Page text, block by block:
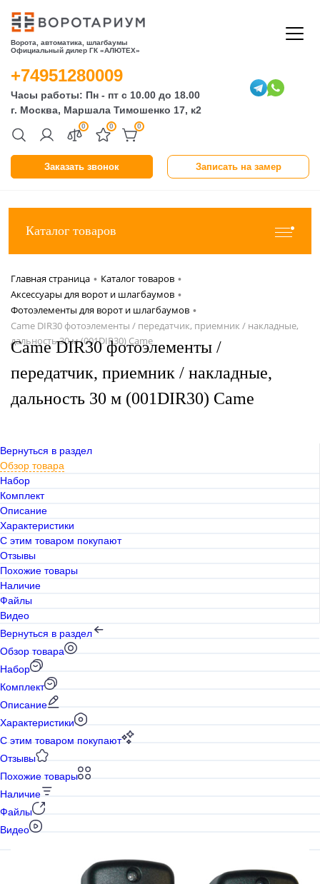
Ворота, автоматика, шлагбаумы
Официальный дилер ГК «АЛЮТЕХ»
Заказать звонок Записать на замер
0 0 0
+74951280009
Часы работы: Пн - пт с 10.00 до 18.00
г. Москва, Маршала Тимошенко 17, к2
Каталог товаров
Главная страница • Каталог товаров •
Аксессуары для ворот и шлагбаумов •
Фотоэлементы для ворот и шлагбаумов •
Came DIR30 фотоэлементы / передатчик, приемник / накладные,
дальность 30 м (001DIR30) Came
Came DIR30 фотоэлементы /
передатчик, приемник / накладные,
дальность 30 м (001DIR30) Came
Вернуться в раздел
Обзор товара
Набор
Комплект
Описание
Характеристики
С этим товаром покупают
Отзывы
Похожие товары
Наличие
Файлы
Видео
Вернуться в раздел
Обзор товара
Набор
Комплект
Описание
Характеристики
С этим товаром покупают
Отзывы
Похожие товары
Наличие
Файлы
Видео